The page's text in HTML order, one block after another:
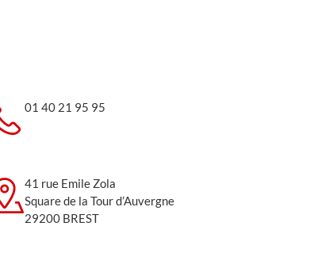
01 40 21 95 95
41 rue Emile Zola
Square de la Tour d’Auvergne
29200 BREST